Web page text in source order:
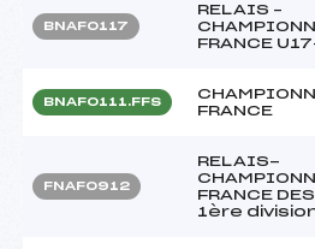
BNAF0117
RELAIS –
FRANCE
BNAF0111.FFS
FRANCE
FNAF0912
RELAIS-
FRANCE
1ère division